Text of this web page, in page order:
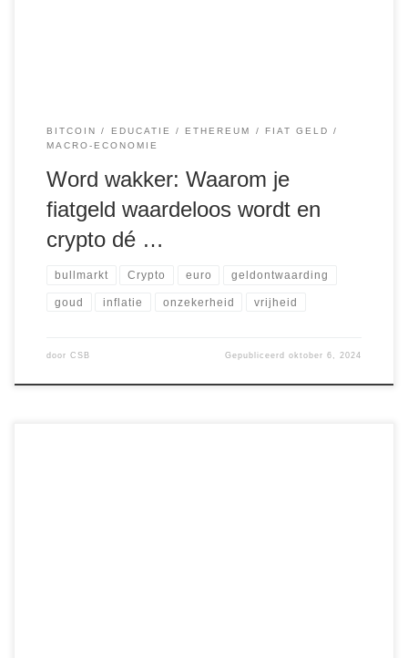
BITCOIN EDUCATIE ETHEREUM
FIAT GELD
MACRO-ECONOMIE
Word wakker: Waarom je
fiatgeld waardeloos wordt en
crypto dé …
bullmarkt Crypto euro geldontwaarding
goud inflatie onzekerheid vrijheid
door CSB Gepubliceerdoktober 6, 2024